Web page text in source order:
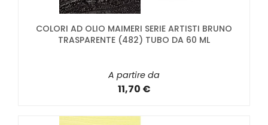
COLORI AD OLIO MAIMERI SERIE ARTISTI BRUNO
TRASPARENTE (482) TUBO DA 60 ML
A partire da
11,70 €